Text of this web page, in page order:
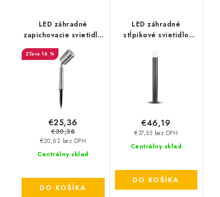
LED záhradné
zapichovacie svietidlo
16 %
Centrálny sklad
€20,62 bez DPH
€25,36
€30,38
DO KOŠÍKA
LED záhradné
stĺpikové svietidlo
čierne
Centrálny sklad
€37,55 bez DPH
€46,19
DO KOŠÍKA